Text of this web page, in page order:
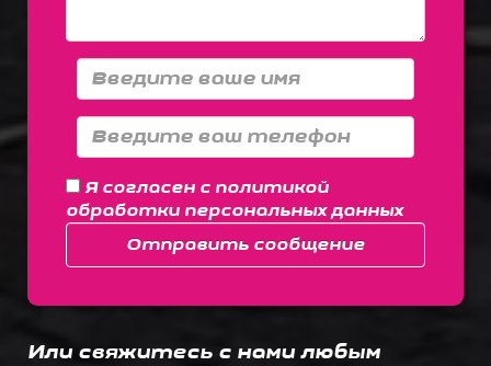
Я согласен с политикой
обработки персональных данных
Отправить сообщение
Или свяжитесь с нами любым